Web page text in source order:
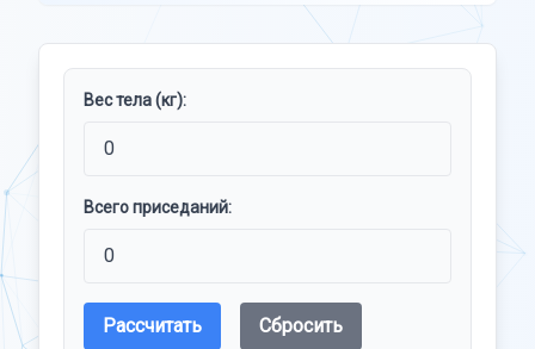
Вес тела (кг):
Всего приседаний:
Рассчитать Сбросить